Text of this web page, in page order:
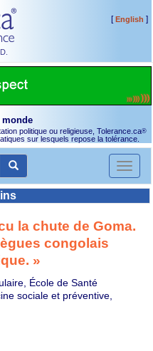
[English ]
politique ou religieuse, Tolerance.ca®
sur lesquels repose la tolérance.
Toggle
la chute de Goma.
congolais
»
École de Santé
sociale et préventive,